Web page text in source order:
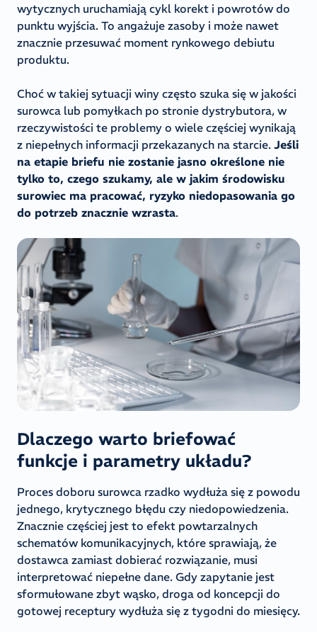
wytycznych uruchamiają cykl korekt i powrotów do
punktu wyjścia. To angażuje zasoby i może nawet
znacznie przesuwać moment rynkowego debiutu
produktu.
Choć w takiej sytuacji winy często szuka się w jakości
surowca lub pomyłkach po stronie dystrybutora, w
rzeczywistości te problemy o wiele częściej wynikają
z niepełnych informacji przekazanych na starcie. Jeśli
na etapie briefu nie zostanie jasno określone nie
tylko to, czego szukamy, ale w jakim środowisku
surowiec ma pracować, ryzyko niedopasowania go
do potrzeb znacznie wzrasta.
Dlaczego warto briefować
funkcje i parametry układu?
Proces doboru surowca rzadko wydłuża się z powodu
jednego, krytycznego błędu czy niedopowiedzenia.
Znacznie częściej jest to efekt powtarzalnych
schematów komunikacyjnych, które sprawiają, że
dostawca zamiast dobierać rozwiązanie, musi
interpretować niepełne dane. Gdy zapytanie jest
sformułowane zbyt wąsko, droga od koncepcji do
gotowej receptury wydłuża się z tygodni do miesięcy.